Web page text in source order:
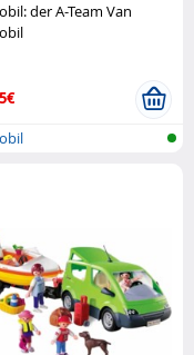
der A-Team Van